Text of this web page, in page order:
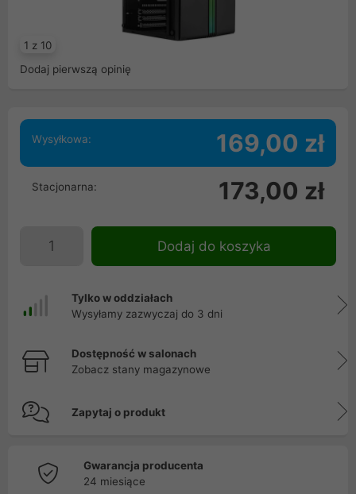
1 z 10
Dodaj pierwszą opinię
Wysyłkowa: 169,00 zł
Stacjonarna: 173,00 zł
Dodaj do koszyka
Tylko w oddziałach
Wysyłamy zazwyczaj do 3 dni
Dostępność w salonach
Zobacz stany magazynowe
Zapytaj o produkt
Gwarancja producenta
24 miesiące